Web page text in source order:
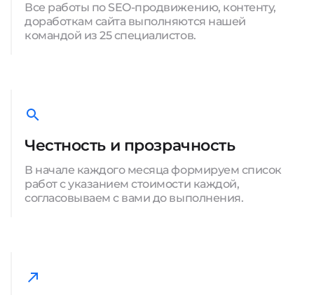
Все работы по SEO-продвижению, контенту,
доработкам сайта выполняются нашей
командой из 25 специалистов.
Честность и прозрачность
В начале каждого месяца формируем список
работ с указанием стоимости каждой,
согласовываем с вами до выполнения.